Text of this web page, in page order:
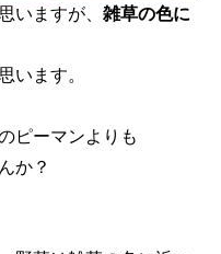
いますが、 雑草の色に
います。
ピーマンよりも
か？